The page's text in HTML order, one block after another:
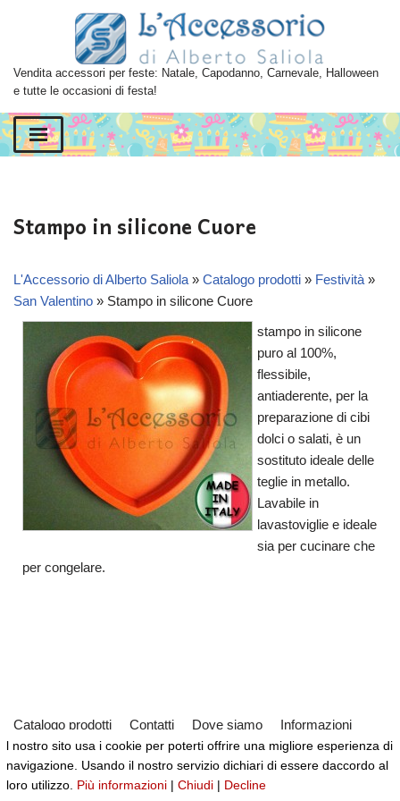
al
contenuto
Vendita accessori per feste: Natale, Capodanno, Carnevale, Halloween
e tutte le occasioni di festa!
Stampo in silicone Cuore
L'Accessorio di Alberto Saliola » Catalogo prodotti » Festività »
San Valentino » Stampo in silicone Cuore
stampo in silicone
puro al 100%,
flessibile,
antiaderente, per la
preparazione di cibi
dolci o salati, è un
sostituto ideale delle
teglie in metallo.
Lavabile in
lavastoviglie e ideale
sia per cucinare che
per congelare.
Catalogo prodotti Contatti Dove siamo
Informazioni
Partner
Servizi Virtual Tour del Negozio
Neve| Powered byWordPress
l nostro sito usa i cookie per poterti offrire una migliore esperienza di
navigazione. Usando il nostro servizio dichiari di essere daccordo al
loro utilizzo. Più informazioni | Chiudi | Decline